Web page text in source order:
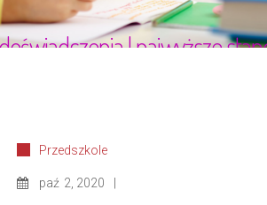
Przedszkole
paź 2, 2020